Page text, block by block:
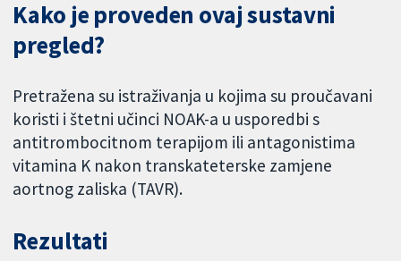
Kako je proveden ovaj sustavni
pregled?
Pretražena su istraživanja u kojima su proučavani
koristi i štetni učinci NOAK-a u usporedbi s
antitrombocitnom terapijom ili antagonistima
vitamina K nakon transkateterske zamjene
aortnog zaliska (TAVR).
Rezultati